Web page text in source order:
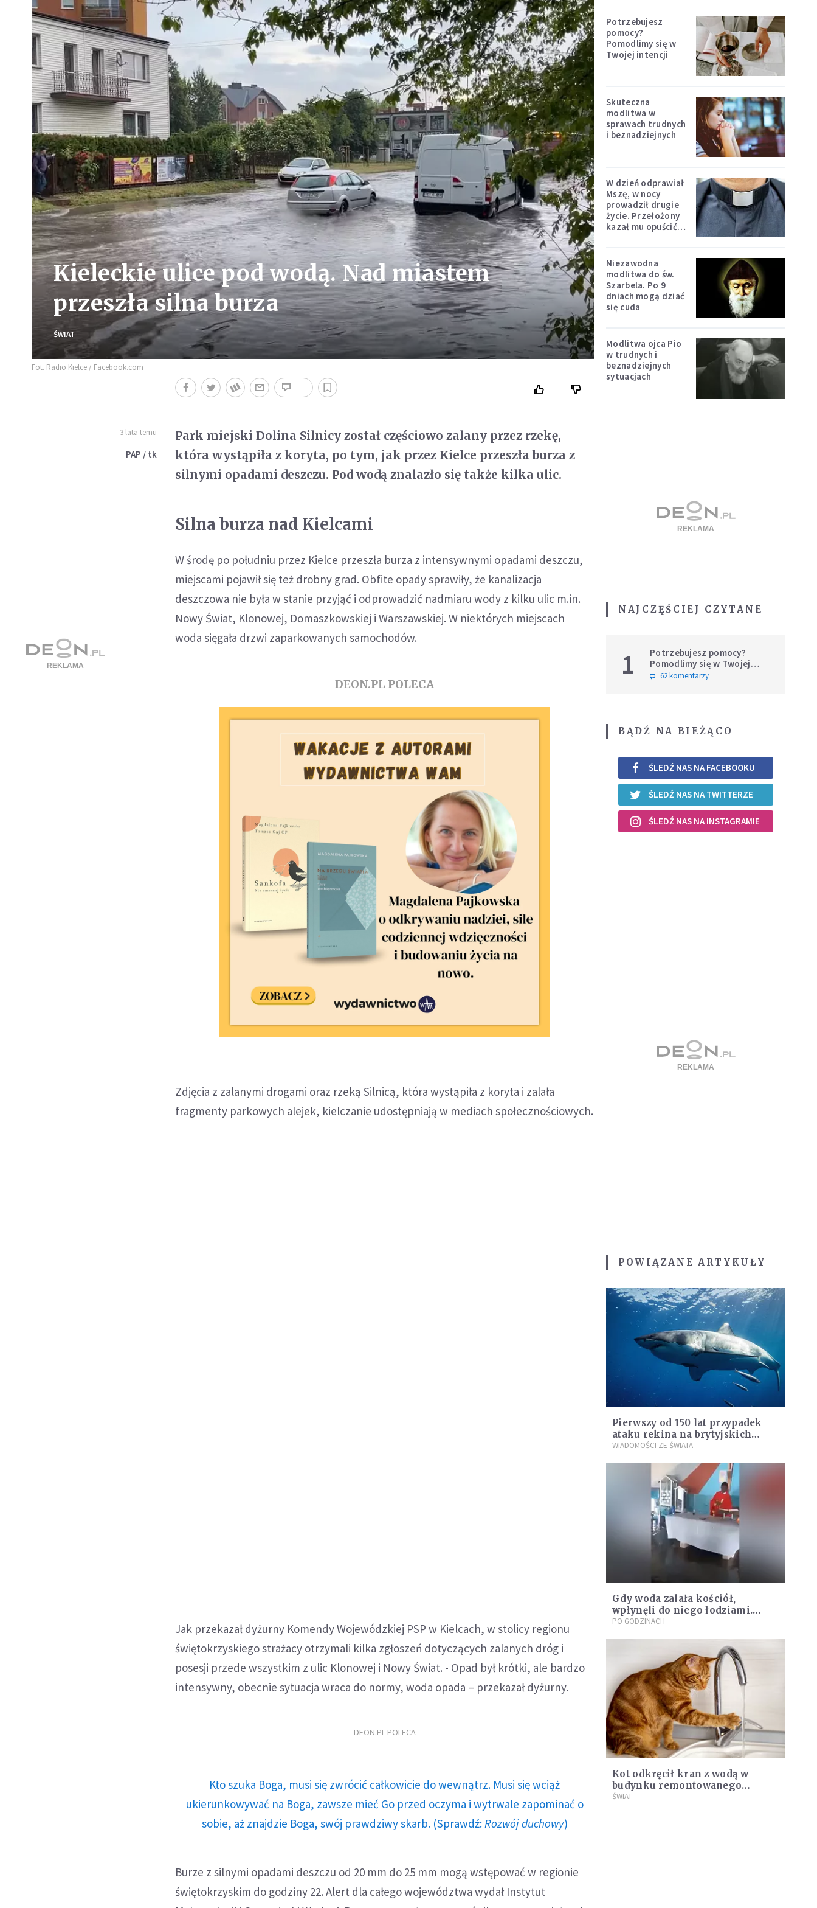
Kieleckie ulice pod wodą. Nad miastem
przeszła silna burza
ŚWIAT
Fot. Radio Kielce / Facebook.com
3 lata temu
PAP / tk
Park miejski Dolina Silnicy został częściowo zalany przez rzekę,
która wystąpiła z koryta, po tym, jak przez Kielce przeszła burza z
silnymi opadami deszczu. Pod wodą znalazło się także kilka ulic.
Silna burza nad Kielcami
W środę po południu przez Kielce przeszła burza z intensywnymi opadami deszczu,
miejscami pojawił się też drobny grad. Obfite opady sprawiły, że kanalizacja
deszczowa nie była w stanie przyjąć i odprowadzić nadmiaru wody z kilku ulic m.in.
Nowy Świat, Klonowej, Domaszkowskiej i Warszawskiej. W niektórych miejscach
woda sięgała drzwi zaparkowanych samochodów.
DEON.PL POLECA
Zdjęcia z zalanymi drogami oraz rzeką Silnicą, która wystąpiła z koryta i zalała
fragmenty parkowych alejek, kielczanie udostępniają w mediach społecznościowych.
Jak przekazał dyżurny Komendy Wojewódzkiej PSP w Kielcach, w stolicy regionu
świętokrzyskiego strażacy otrzymali kilka zgłoszeń dotyczących zalanych dróg i
posesji przede wszystkim z ulic Klonowej i Nowy Świat. - Opad był krótki, ale bardzo
intensywny, obecnie sytuacja wraca do normy, woda opada – przekazał dyżurny.
DEON.PL POLECA
Kto szuka Boga, musi się zwrócić całkowicie do wewnątrz. Musi się wciąż
ukierunkowywać na Boga, zawsze mieć Go przed oczyma i wytrwale zapominać o
sobie, aż znajdzie Boga, swój prawdziwy skarb. (Sprawdź: Rozwój duchowy)
Burze z silnymi opadami deszczu od 20 mm do 25 mm mogą wstępować w regionie
świętokrzyskim do godziny 22. Alert dla całego województwa wydał Instytut
Potrzebujesz
pomocy?
Pomodlimy się w
Twojej intencji
Skuteczna
modlitwa w
sprawach trudnych
i beznadziejnych
W dzień odprawiał
Mszę, w nocy
prowadził drugie
życie. Przełożony
kazał mu opuścić
Niezawodna
modlitwa do św.
Szarbela. Po 9
dniach mogą dziać
się cuda
Modlitwa ojca Pio
w trudnych i
beznadziejnych
sytuacjach
NAJCZĘŚCIEJ CZYTANE
1
Potrzebujesz pomocy?
Pomodlimy się w Twojej
intencji
62 komentarzy
BĄDŹ NA BIEŻĄCO
ŚLEDŹ NAS NA FACEBOOKU
ŚLEDŹ NAS NA TWITTERZE
ŚLEDŹ NAS NA INSTAGRAMIE
POWIĄZANE ARTYKUŁY
Pierwszy od 150 lat przypadek
ataku rekina na brytyjskich
wodach
WIADOMOŚCI ZE ŚWIATA
Gdy woda zalała kościół,
wpłynęli do niego łodziami.
Zobacz nagranie z afrykańskiej
PO GODZINACH
Kot odkręcił kran z wodą w
budynku remontowanego
ratusza. Spowodował
ŚWIAT